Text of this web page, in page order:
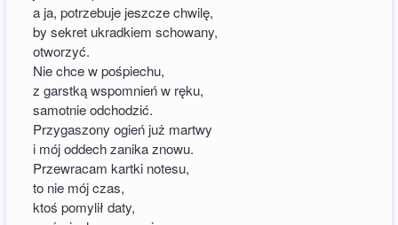
a ja, potrzebuje jeszcze chwilę,
by sekret ukradkiem schowany,
otworzyć.
Nie chce w pośpiechu,
z garstką wspomnień w ręku,
samotnie odchodzić.
Przygaszony ogień już martwy
i mój oddech zanika znowu.
Przewracam kartki notesu,
to nie mój czas,
ktoś pomylił daty,